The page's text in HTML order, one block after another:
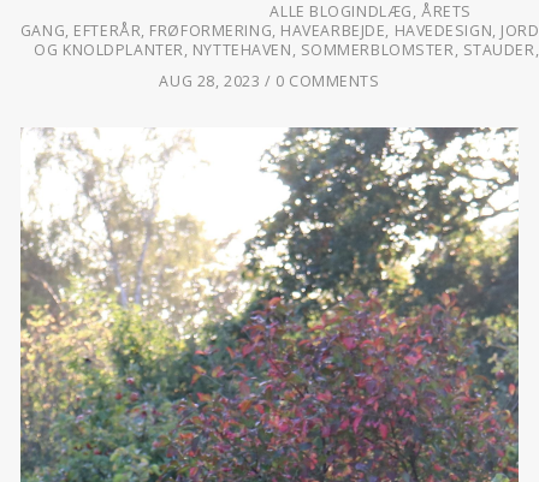
ALLE BLOGINDLÆG, ÅRETS
GANG, EFTERÅR, FRØFORMERING, HAVEARBEJDE, HAVEDESIGN, JORD
OG KNOLDPLANTER, NYTTEHAVEN, SOMMERBLOMSTER, STAUDER
AUG 28, 2023
0 COMMENTS